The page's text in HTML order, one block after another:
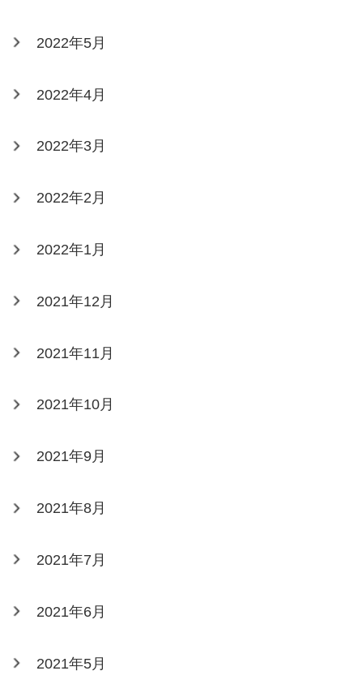
2022年5月
2022年4月
2022年3月
2022年2月
2022年1月
2021年12月
2021年11月
2021年10月
2021年9月
2021年8月
2021年7月
2021年6月
2021年5月